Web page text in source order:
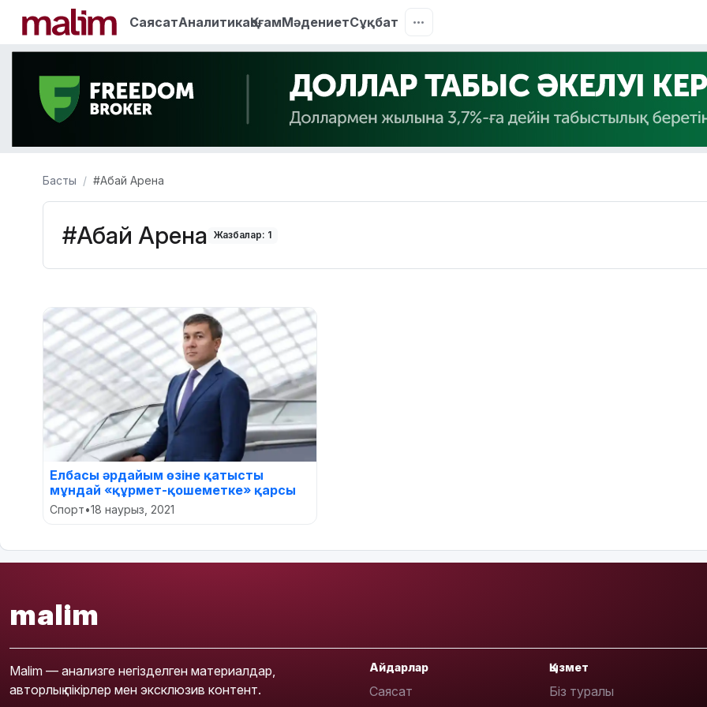
СаясатАналитикаҚоғамМәдениетСұқбат
Басты #Абай Арена
#Абай Арена Жазбалар: 1
Елбасы әрдайым өзіне қатысты
мұндай «құрмет-қошеметке» қарсы
Спорт•18 наурыз, 2021
malim
Malim — анализге негізделген материалдар,
авторлық пікірлер мен эксклюзив контент.
Айдарлар
Саясат
Қызмет
Біз туралы